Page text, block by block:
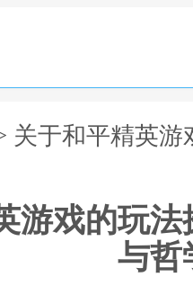
关于和平精英
游戏的玩
与哲